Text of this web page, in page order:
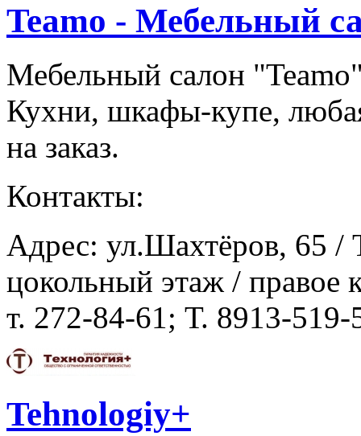
Teamo - Мебельный
Мебельный cалон
Кухни, шкафы-купе,
на заказ.
Контакты:
Адрес: ул.Шахтёров, 65 /
цокольный этаж / правое
т. 272-84-61; Т. 8913-519-
Tehnologiy+